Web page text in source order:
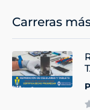
Carreras